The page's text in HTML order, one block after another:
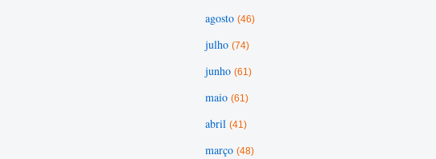
agosto (46)
julho (74)
junho (61)
maio (61)
abril (41)
março (48)